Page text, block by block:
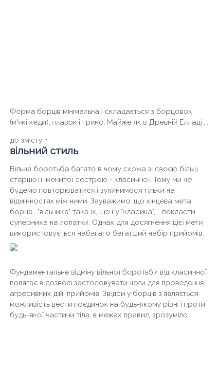
Форма борців мінімальна і складається з борцовок
(м'які кеди), плавок і трико. Майже як в Древній Елладі ...
до змісту ↑
вільний стиль
Вільна боротьба багато в чому схожа зі своєю більш
старшої і іменитої сестрою - класичної. Тому ми не
будемо повторюватися і зупинимося тільки на
відмінностях між ними. Зауважимо, що кінцева мета
борца- "вільника" така ж, що і у "класика", - покласти
суперника на лопатки. Однак для досягнення цієї мети
використовується набагато багатший набір прийомів.
Фундаментальне відміну вільної боротьби від класичної
полягає в дозволі застосовувати ноги для проведення
агресивних дій, прийомів. Звідси у борців з'являється
можливість вести поєдинок на будь-якому рівні і проти
будь-якої частини тіла, в межах правил, зрозуміло.